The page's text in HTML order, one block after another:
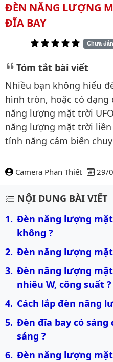
ĐÈN NĂNG LƯỢNG
ĐĨA BAY
Chưa
Tóm tắt bài viết
Nhiều bạn không hiểu
hình tròn, hoặc có dạng
năng lượng mặt trời
năng lượng mặt trời
tính năng cảm biến
Camera Phan Thiết 29/
Nội dung bài viết
NỘI DUNG BÀI VIẾT
Đèn năng lượng
không ?
Đèn năng lượng
Đèn năng lượng
nhiêu W, công suất ?
Cách lắp đèn năng
Đèn đĩa bay có sáng
sáng ?
Đèn năng lượng